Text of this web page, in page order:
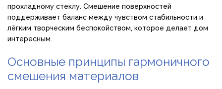
прохладному стеклу. Смешение поверхностей
поддерживает баланс между чувством стабильности и
лёгким творческим беспокойством, которое делает дом
интересным.
Основные принципы гармоничного
смешения материалов